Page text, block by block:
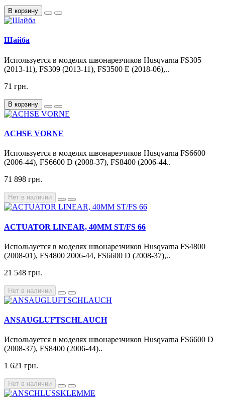
В корзину
Шайба
Используется в моделях швонарезчиков Husqvarna FS305
(2013-11), FS309 (2013-11), FS3500 E (2018-06),..
71 грн.
В корзину
ACHSE VORNE
Используется в моделях швонарезчиков Husqvarna FS6600
(2006-44), FS6600 D (2008-37), FS8400 (2006-44..
71 898 грн.
Нет в наличии
ACTUATOR LINEAR, 40MM ST/FS 66
Используется в моделях швонарезчиков Husqvarna FS4800
(2008-01), FS4800 2006-44, FS6600 D (2008-37),..
21 548 грн.
Нет в наличии
ANSAUGLUFTSCHLAUCH
Используется в моделях швонарезчиков Husqvarna FS6600 D
(2008-37), FS8400 (2006-44)..
1 621 грн.
Нет в наличии